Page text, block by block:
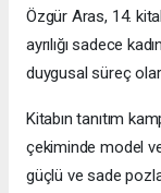
Özgür Aras, 14.
ayrılığı sadece
duygusal süreç
Kitabın tanıtım
çekiminde model
güçlü ve sade